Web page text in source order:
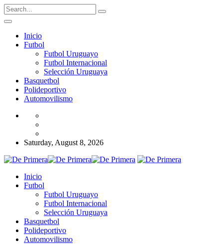
Inicio
Futbol
Futbol Uruguayo
Futbol Internacional
Selección Uruguaya
Basquetbol
Polideportivo
Automovilismo
Saturday, August 8, 2026
Inicio
Futbol
Futbol Uruguayo
Futbol Internacional
Selección Uruguaya
Basquetbol
Polideportivo
Automovilismo